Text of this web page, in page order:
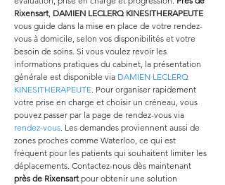
Rixensart, DAMIEN LECLERQ KINESITHERAPEUTE
vous guide dans la mise en place de votre rendez-
vous à domicile, selon vos disponibilités et votre
besoin de soins. Si vous voulez revoir les
informations pratiques du cabinet, la présentation
générale est disponible via DAMIEN LECLERQ
KINESITHERAPEUTE. Pour organiser rapidement
votre prise en charge et choisir un créneau, vous
pouvez passer par la page de rendez-vous via
rendez-vous. Les demandes proviennent aussi de
zones proches comme Waterloo, ce qui est
fréquent pour les patients qui souhaitent limiter les
déplacements. Contactez-nous dès maintenant
près de Rixensart pour obtenir une solution